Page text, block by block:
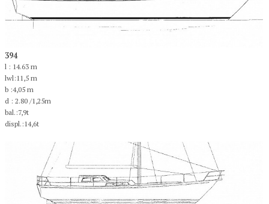
394
l : 14.63 m
lwl:11,5 m
b :4,05 m
d : 2.80 /1,25m
bal.:7,9t
displ.:14,6t